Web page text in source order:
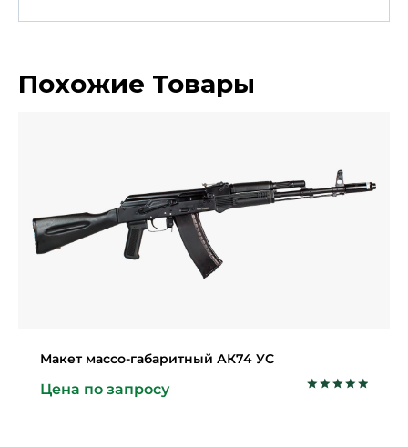
Похожие Товары
Макет массо-габаритный АК74 УС
Цена по запросу